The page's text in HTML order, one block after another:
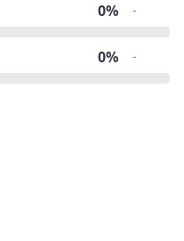
0% -
0% -